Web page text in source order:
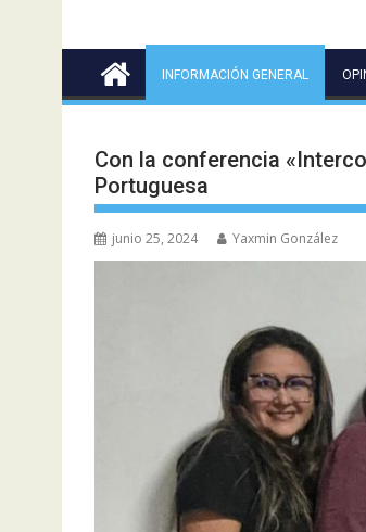
INFORMACIÓN GENERAL
Con la conferencia
Portuguesa
junio 25, 2024 Yaxmin González